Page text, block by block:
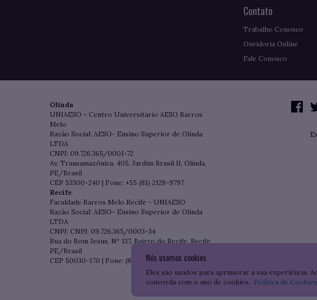
Nós usamos cookies
Eles são usados para aprimorar a sua experiência.
concorda com o uso de cookies. Política de Cookies
Contato
Trabalhe Conosco
Ouvidoria Online
Fale Conosco
Olinda
UNIAESO - Centro Universitário AESO Barros
Melo
Razão Social: AESO- Ensino Superior de Olinda
LTDA
CNPJ: 09.726.365/0001-72
Av. Transamazônica, 405, Jardim Brasil II, Olinda,
PE/Brasil
CEP 53300-240 | Fone: +55 (81) 2128-9797
Recife
Faculdade Barros Melo Recife - UNIAESO
Razão Social: AESO- Ensino Superior de Olinda
LTDA
CNPJ: CNPJ: 09.726.365/0003-34
Rua do Bom Jesus, Nº 137, Bairro do Recife, Recife,
PE/Brasil
CEP 50030-170 | Fone: (81) 3204-7536